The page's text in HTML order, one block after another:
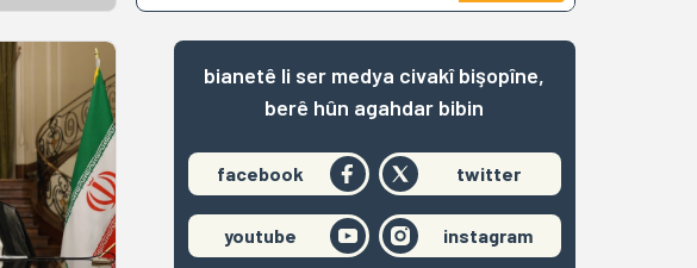
bianetê li ser medya civakî bişopîne,
berê hûn agahdar bibin
facebook twitter
youtube instagram